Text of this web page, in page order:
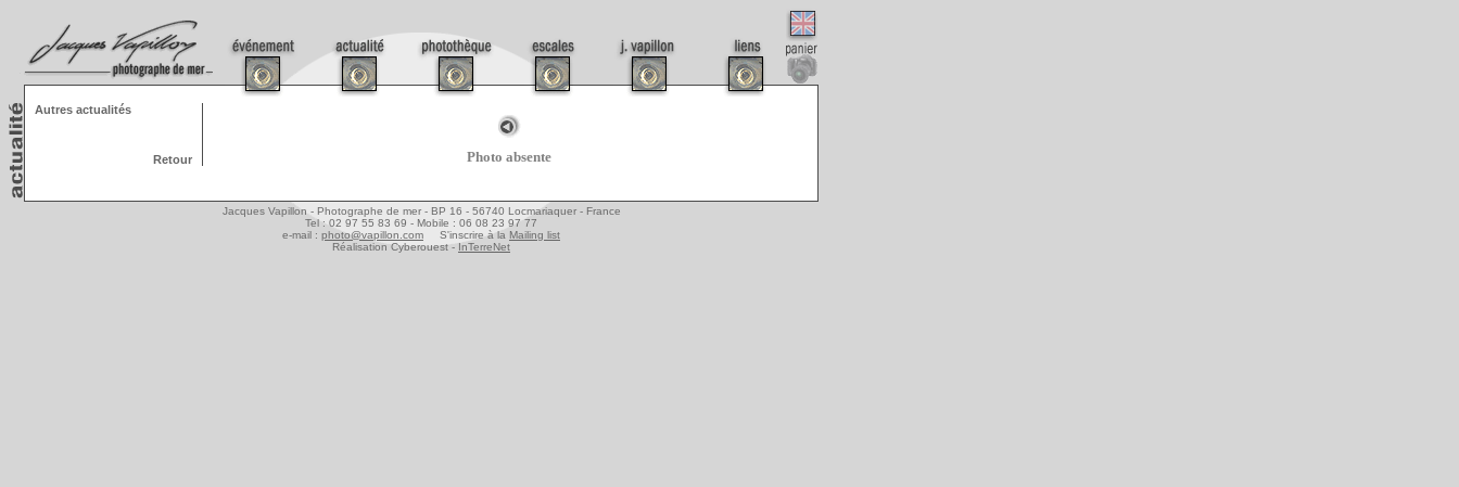
Autres actualités
Photo absente
Retour
Jacques Vapillon - Photographe de mer - BP 16 - 56740 Locmariaquer - France
Tel : 02 97 55 83 69 - Mobile : 06 08 23 97 77
e-mail : photo@vapillon.com S'inscrire à la Mailing list
Réalisation Cyberouest - InTerreNet